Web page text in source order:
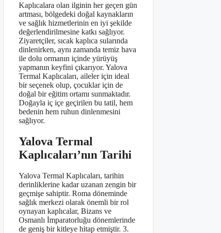
Kaplıcalara olan ilginin her geçen gün
artması, bölgedeki doğal kaynakların
ve sağlık hizmetlerinin en iyi şekilde
değerlendirilmesine katkı sağlıyor.
Ziyaretçiler, sıcak kaplıca sularında
dinlenirken, aynı zamanda temiz hava
ile dolu ormanın içinde yürüyüş
yapmanın keyfini çıkarıyor. Yalova
Termal Kaplıcaları, aileler için ideal
bir seçenek olup, çocuklar için de
doğal bir eğitim ortamı sunmaktadır.
Doğayla iç içe geçirilen bu tatil, hem
bedenin hem ruhun dinlenmesini
sağlıyor.
Yalova Termal
Kaplıcaları’nın Tarihi
Yalova Termal Kaplıcaları, tarihin
derinliklerine kadar uzanan zengin bir
geçmişe sahiptir. Roma döneminde
sağlık merkezi olarak önemli bir rol
oynayan kaplıcalar, Bizans ve
Osmanlı İmparatorluğu dönemlerinde
de geniş bir kitleye hitap etmiştir. 3.